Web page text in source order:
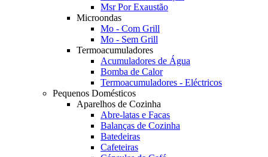
Msr Por Exaustão
Microondas
Mo - Com Grill
Mo - Sem Grill
Termoacumuladores
Acumuladores de Água
Bomba de Calor
Termoacumuladores - Eléctricos
Pequenos Domésticos
Aparelhos de Cozinha
Abre-latas e Facas
Balanças de Cozinha
Batedeiras
Cafeteiras